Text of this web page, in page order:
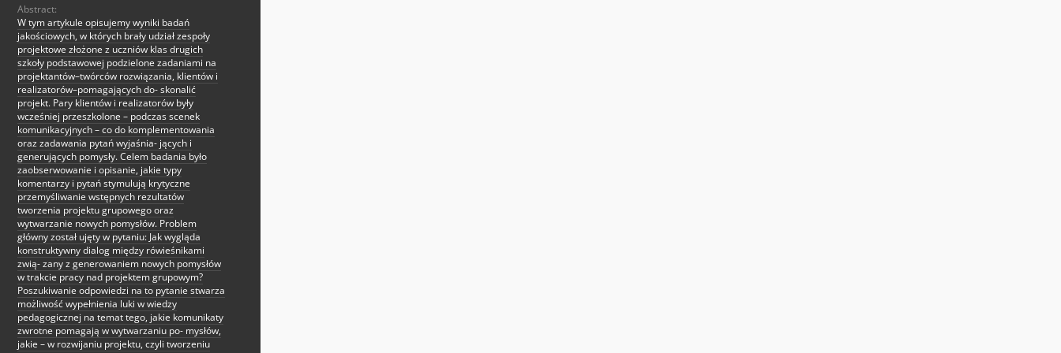
Abstract:
W tym artykule opisujemy wyniki badań
jakościowych, w których brały udział zespoły
projektowe złożone z uczniów klas drugich
szkoły podstawowej podzielone zadaniami na
projektantów–twórców rozwiązania, klientów i
realizatorów–pomagających do- skonalić
projekt. Pary klientów i realizatorów były
wcześniej przeszkolone – podczas scenek
komunikacyjnych – co do komplementowania
oraz zadawania pytań wyjaśnia- jących i
generujących pomysły. Celem badania było
zaobserwowanie i opisanie, jakie typy
komentarzy i pytań stymulują krytyczne
przemyśliwanie wstępnych rezultatów
tworzenia projektu grupowego oraz
wytwarzanie nowych pomysłów. Problem
główny został ujęty w pytaniu: Jak wygląda
konstruktywny dialog między rówieśnikami
zwią- zany z generowaniem nowych pomysłów
w trakcie pracy nad projektem grupowym?
Poszukiwanie odpowiedzi na to pytanie stwarza
możliwość wypełnienia luki w wiedzy
pedagogicznej na temat tego, jakie komunikaty
zwrotne pomagają w wytwarzaniu po- mysłów,
jakie – w rozwijaniu projektu, czyli tworzeniu